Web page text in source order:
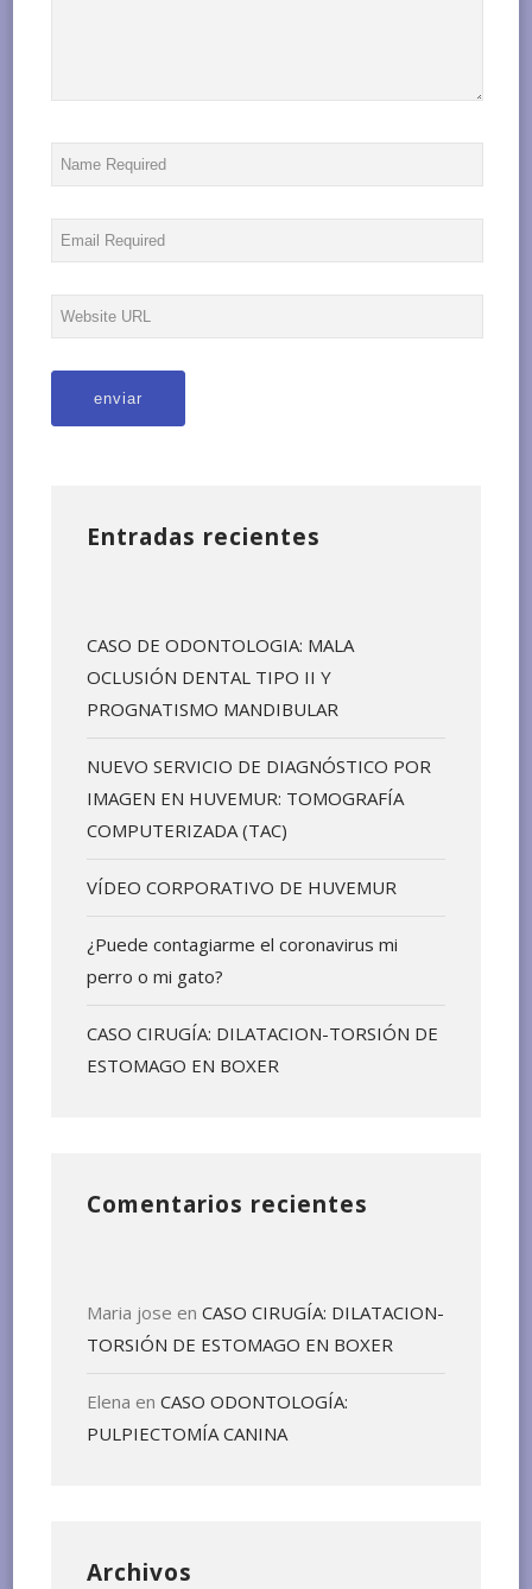
Entradas recientes
CASO DE ODONTOLOGIA: MALA
OCLUSIÓN DENTAL TIPO II Y
PROGNATISMO MANDIBULAR
NUEVO SERVICIO DE DIAGNÓSTICO POR
IMAGEN EN HUVEMUR: TOMOGRAFÍA
COMPUTERIZADA (TAC)
VÍDEO CORPORATIVO DE HUVEMUR
¿Puede contagiarme el coronavirus mi
perro o mi gato?
CASO CIRUGÍA: DILATACION-TORSIÓN DE
ESTOMAGO EN BOXER
Comentarios recientes
Maria jose enCASO CIRUGÍA: DILATACION-
TORSIÓN DE ESTOMAGO EN BOXER
Elena enCASO ODONTOLOGÍA:
PULPIECTOMÍA CANINA
Archivos